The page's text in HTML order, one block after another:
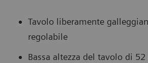
Tavolo liberamente
regolabile
Bassa altezza del tavolo di